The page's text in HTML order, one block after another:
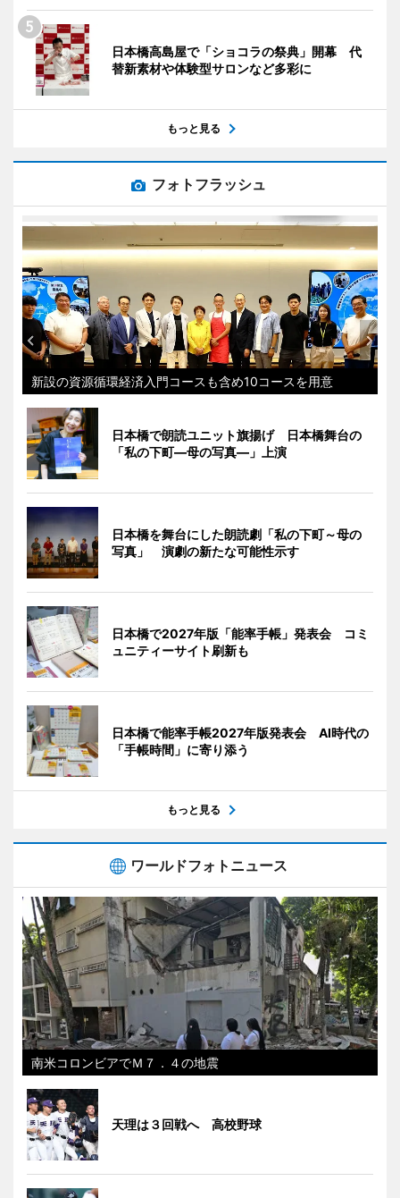
日本橋高島屋で「ショコラの祭典」開幕 代
替新素材や体験型サロンなど多彩に
もっと見る
フォトフラッシュ
新設の資源循環経済入門コースも含め10コースを用意
日本橋で朗読ユニット旗揚げ 日本橋舞台の
「私の下町―母の写真―」上演
日本橋を舞台にした朗読劇「私の下町～母の
写真」 演劇の新たな可能性示す
日本橋で2027年版「能率手帳」発表会 コミ
ュニティーサイト刷新も
日本橋で能率手帳2027年版発表会 AI時代の
「手帳時間」に寄り添う
もっと見る
ワールドフォトニュース
南米コロンビアでＭ７．４の地震
天理は３回戦へ 高校野球